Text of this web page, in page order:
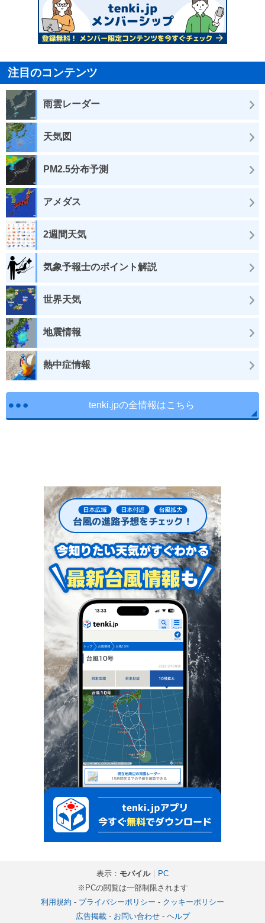
注目のコンテンツ
雨雲レーダー
天気図
PM2.5分布予測
アメダス
2週間天気
気象予報士のポイント解説
世界天気
地震情報
熱中症情報
tenki.jpの全情報はこちら
表示： モバイル｜ PC
※PCの閲覧は一部制限されます
利用規約 - プライバシーポリシー - クッキーポリシー
広告掲載- お問い合わせ- ヘルプ